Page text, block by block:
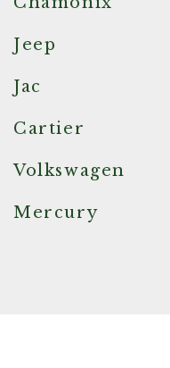
Jeep
Jac
Cartier
Volkswagen
Mercury